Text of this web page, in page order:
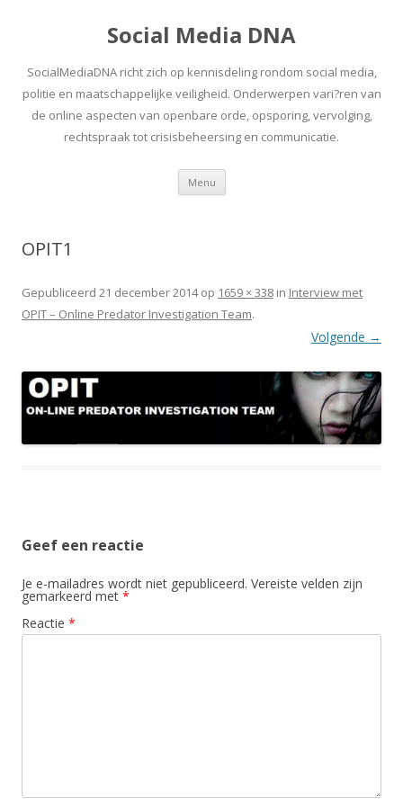
Social Media DNA
SocialMediaDNA richt zich op kennisdeling rondom social media,
politie en maatschappelijke veiligheid. Onderwerpen vari?ren van
de online aspecten van openbare orde, opsporing, vervolging,
rechtspraak tot crisisbeheersing en communicatie.
Menu Spring
inhoud
OPIT1
Gepubliceerd 21 december 2014op 1659 × 338 in Interview met
OPIT – Online Predator Investigation Team.
Volgende →
Geef een reactie
Je e-mailadres wordt niet gepubliceerd. Vereiste velden zijn
gemarkeerd met *
Reactie *